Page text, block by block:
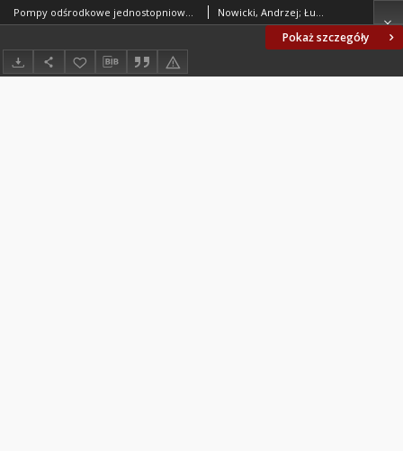
Pokaż szczegóły
Pompy odśrodkowe jednostopniowe do mleka - Wymagania i badania BN-85/2543-01 Nowicki, Andrzej; Łukasik, Mariusz; Instytut Maszyn Spożywczych. Oprac.